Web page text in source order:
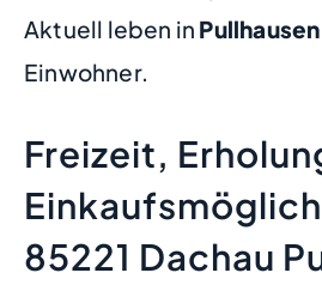
Aktuell leben in Pullhausen
Einwohner.
Freizeit,
85221 Dachau